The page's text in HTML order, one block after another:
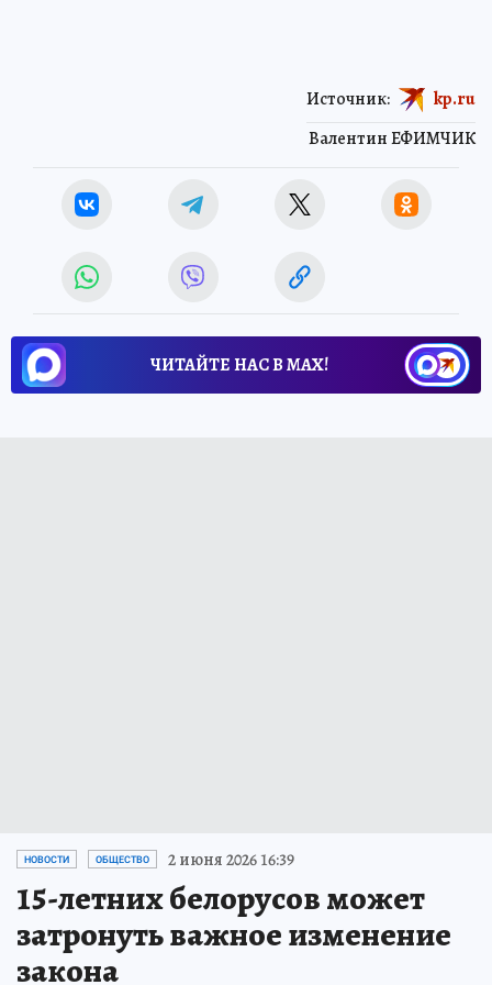
Валентин ЕФИМЧИК
Источник: kp.ru
ЧИТАЙТЕ НАС В МАХ!
НОВОСТИ ОБЩЕСТВО 2 июня 2026 16:39
15-летних белорусов может
затронуть важное изменение
закона